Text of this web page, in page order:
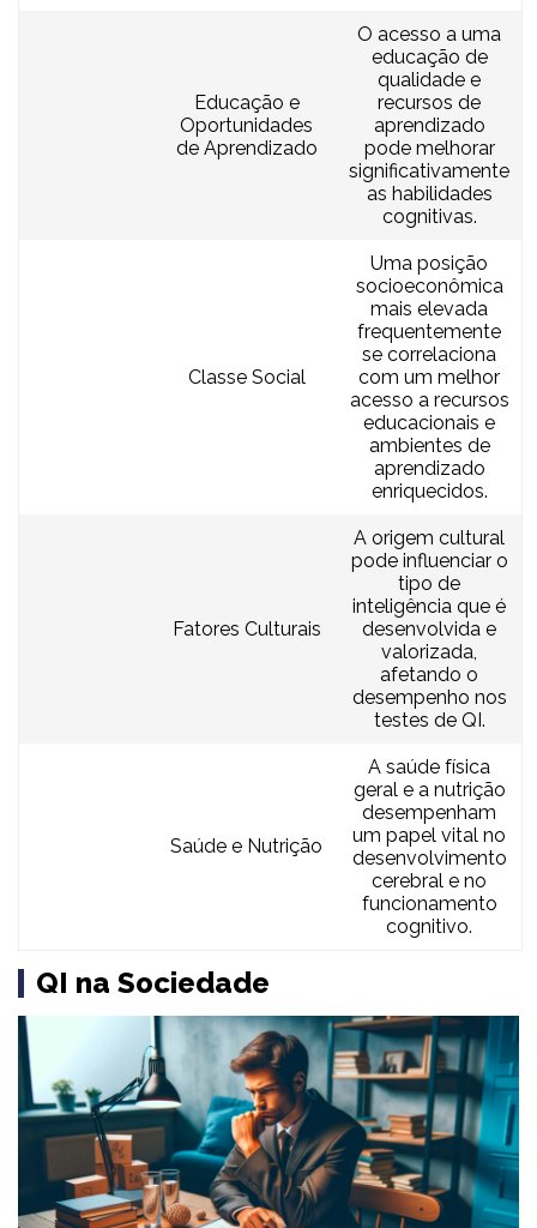
Educação e
Oportunidades
de Aprendizado
O acesso a uma
educação de
qualidade e
recursos de
aprendizado
pode melhorar
significativamente
as habilidades
cognitivas.
Classe Social
Uma posição
socioeconômica
mais elevada
frequentemente
se correlaciona
com um melhor
acesso a recursos
educacionais e
ambientes de
aprendizado
enriquecidos.
Fatores Culturais
A origem cultural
pode influenciar o
tipo de
inteligência que é
desenvolvida e
valorizada,
afetando o
desempenho nos
testes de QI.
Saúde e Nutrição
A saúde física
geral e a nutrição
desempenham
um papel vital no
desenvolvimento
cerebral e no
funcionamento
cognitivo.
QI na Sociedade